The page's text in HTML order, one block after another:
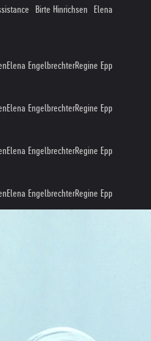
Birte Hinrichsen Elena
Elena EngelbrechterRegine Epp
Elena EngelbrechterRegine Epp
Elena EngelbrechterRegine Epp
Elena EngelbrechterRegine Epp